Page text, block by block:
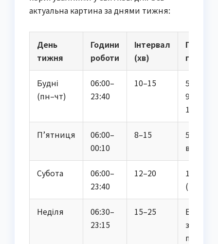
актуальна картина за днями тижня:
День
тижня
Години
роботи
Інтервал
(хв)
Пікові
години
Будні
(пн–чт)
06:00–
23:40
10–15
5–12 (7–
9 та 17–
19)
П’ятниця
06:00–
00:10
8–15
5–10
ввечері
Субота
06:00–
23:40
12–20
10–15
(вечір)
Неділя
06:30–
23:15
15–25
Без
значних
піків